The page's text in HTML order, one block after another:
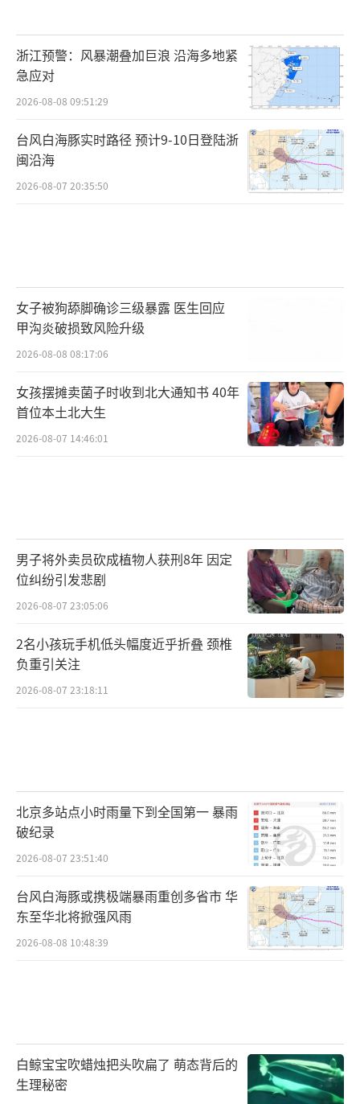
浙江预警：风暴潮叠加巨浪 沿海多地紧
急应对
2026-08-08 09:51:29
台风白海豚实时路径 预计9-10日登陆浙
闽沿海
2026-08-07 20:35:50
女子被狗舔脚确诊三级暴露 医生回应
甲沟炎破损致风险升级
2026-08-08 08:17:06
女孩摆摊卖菌子时收到北大通知书 40年
首位本土北大生
2026-08-07 14:46:01
男子将外卖员砍成植物人获刑8年 因定
位纠纷引发悲剧
2026-08-07 23:05:06
2名小孩玩手机低头幅度近乎折叠 颈椎
负重引关注
2026-08-07 23:18:11
北京多站点小时雨量下到全国第一 暴雨
破纪录
2026-08-07 23:51:40
台风白海豚或携极端暴雨重创多省市 华
东至华北将掀强风雨
2026-08-08 10:48:39
白鲸宝宝吹蜡烛把头吹扁了 萌态背后的
生理秘密